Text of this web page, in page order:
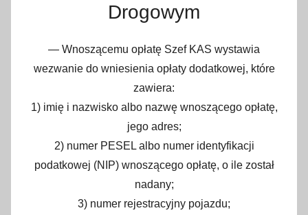
Drogowym
Wnoszącemu opłatę Szef KAS wystawia
wezwanie do wniesienia opłaty dodatkowej, które
zawiera:
1) imię i nazwisko albo nazwę wnoszącego opłatę,
jego adres;
2) numer PESEL albo numer identyfikacji
podatkowej (NIP) wnoszącego opłatę, o ile został
nadany;
3) numer rejestracyjny pojazdu;